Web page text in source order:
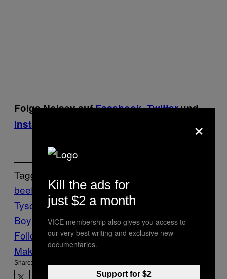
Folge Noisey aufFacebook,Twitterund
Instagram
Tagged:
beef
Boxen Boxkampf chris brown
Tyson
Music Noisey Noisey News
Boy
Twitter
Follow Us On Discover
Make Us Preferred In Top Stories
Share:
×
Kill the ads for
just $2 a month
VICE membership also gives you access to
our very best writing and exclusive new
documentaries.
Support for $2